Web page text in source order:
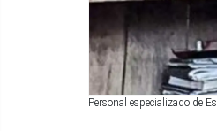
Personal especializado de